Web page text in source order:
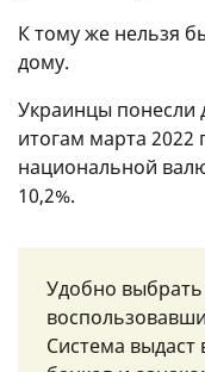
К тому же нельзя
дому.
Украинцы понесли
итогам марта 2022
национальной
10,2%.
Удобно
Система